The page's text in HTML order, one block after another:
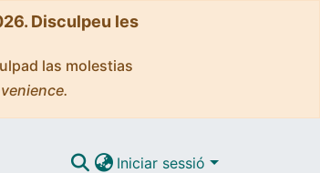
Disculpeu les
las molestias
Iniciar sessió